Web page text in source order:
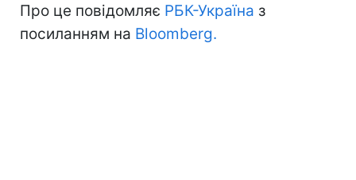
Про це повідомляє РБК-Україна з
посиланням на Bloomberg.